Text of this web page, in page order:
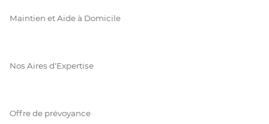
Maintien et Aide à Domicile
Nos Aires d'Expertise
Offre de prévoyance